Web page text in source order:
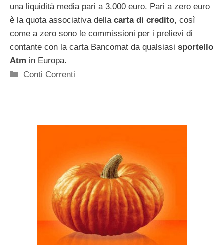
una liquidità media pari a 3.000 euro. Pari a zero euro
è la quota associativa della carta di credito, così
come a zero sono le commissioni per i prelievi di
contante con la carta Bancomat da qualsiasi sportello
Atm in Europa.
Categorie
Conti Correnti